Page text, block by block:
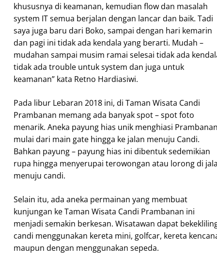
khususnya di keamanan, kemudian flow dan masalah
system IT semua berjalan dengan lancar dan baik. Tadi
saya juga baru dari Boko, sampai dengan hari kemarin
dan pagi ini tidak ada kendala yang berarti. Mudah –
mudahan sampai musim ramai selesai tidak ada
tidak ada trouble untuk system dan juga untuk
keamanan” kata Retno Hardiasiwi.
Pada libur Lebaran 2018 ini, di Taman Wisata Candi
Prambanan memang ada banyak spot – spot foto
menarik. Aneka payung hias unik menghiasi
mulai dari main gate hingga ke jalan menuju Candi.
Bahkan payung – payung hias ini dibentuk sedemikian
rupa hingga menyerupai terowongan atau lorong di
menuju candi.
Selain itu, ada aneka permainan yang membuat
kunjungan ke Taman Wisata Candi Prambanan ini
menjadi semakin berkesan. Wisatawan dapat
candi menggunakan kereta mini, golfcar, kereta
maupun dengan menggunakan sepeda.